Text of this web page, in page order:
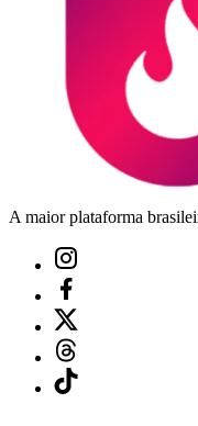
A maior plataforma